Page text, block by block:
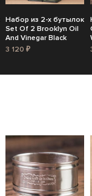
Набор из 2-х бутылок
Set Of 2 Brooklyn Oil
And Vinegar Black
3 120 ₽